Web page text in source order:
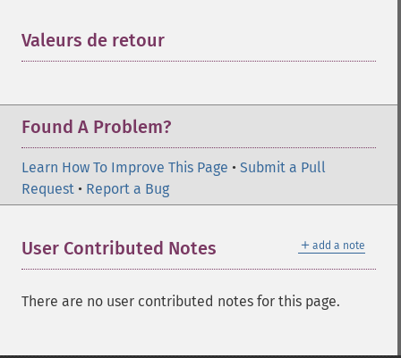
Valeurs de retour
Found A Problem?
Learn How To Improve This Page • Submit a Pull
Request • Report a Bug
＋ add a note
User Contributed Notes
There are no user contributed notes for this page.